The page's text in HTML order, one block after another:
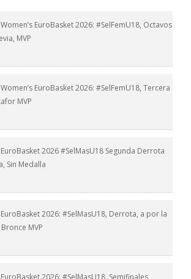
Women’s EuroBasket 2026: #SelFemU18, Octavos
MVP
Women’s EuroBasket 2026: #SelFemU18, Tercera
MVP
EuroBasket 2026 #SelMasU18 Segunda Derrota
Sin Medalla
EuroBasket 2026: #SelMasU18, Derrota, a por la
MVP